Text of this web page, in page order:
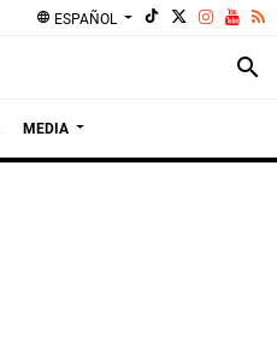
language ESPAÑOL
search
MEDIA